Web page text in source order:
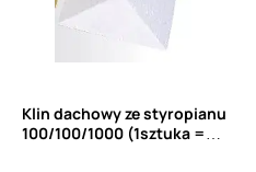
Klin dachowy ze styropianu
100/100/1000 (1sztuka =